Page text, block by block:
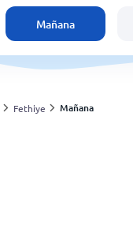
Mañana
Fethiye Mañana